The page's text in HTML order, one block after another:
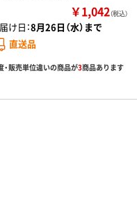
￥1,042（税込）
け日：8月26日（水）まで
直送品
・販売単位違いの商品が3商品あります